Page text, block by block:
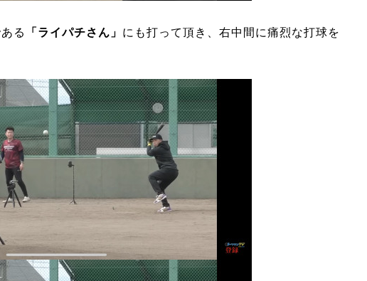
る 「ライパチさん」 にも打って頂き、右中間に痛烈な打球を